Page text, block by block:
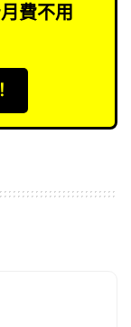
費不用